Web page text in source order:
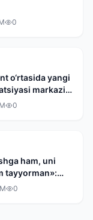
0
o‘rtasida yangi
markazi
0
ham, uni
tayyorman»:
bilan bir
0